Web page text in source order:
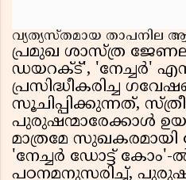
വ്യത്യസ്തമായ താപനില
പ്രമുഖ ശാസ്ത്ര
ഡയറക്‌ട്', 'നേച്ചർ'
പ്രസിദ്ധീകരിച്ച
സൂചിപ്പിക്കുന്നത്,
പുരുഷന്മാരേക്കാൾ
മാത്രമേ
'നേച്ചർ ഡോട്ട് കോം'-ൽ
പഠനമനുസരിച്ച്,